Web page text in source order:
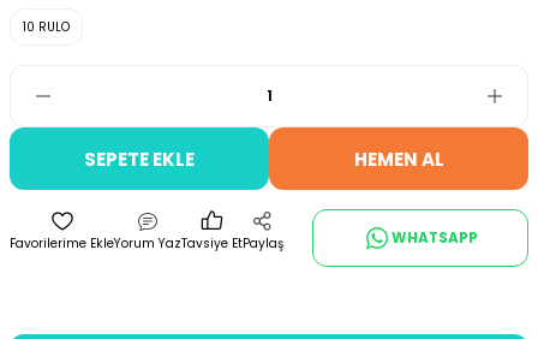
10 RULO
SEPETE EKLE HEMEN AL
Yorum YazTavsiye EtPaylaş WHATSAPP